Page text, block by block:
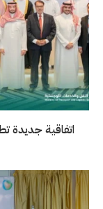
اتفاقية جديدة